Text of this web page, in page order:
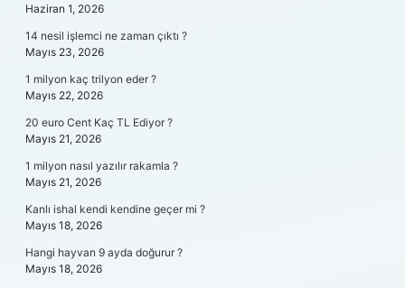
Haziran 1, 2026
14 nesil işlemci ne zaman çıktı ?
Mayıs 23, 2026
1 milyon kaç trilyon eder ?
Mayıs 22, 2026
20 euro Cent Kaç TL Ediyor ?
Mayıs 21, 2026
1 milyon nasıl yazılır rakamla ?
Mayıs 21, 2026
Kanlı ishal kendi kendine geçer mi ?
Mayıs 18, 2026
Hangi hayvan 9 ayda doğurur ?
Mayıs 18, 2026